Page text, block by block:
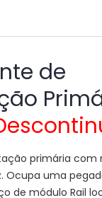
de
primária com
Ocupa uma
de módulo Rail